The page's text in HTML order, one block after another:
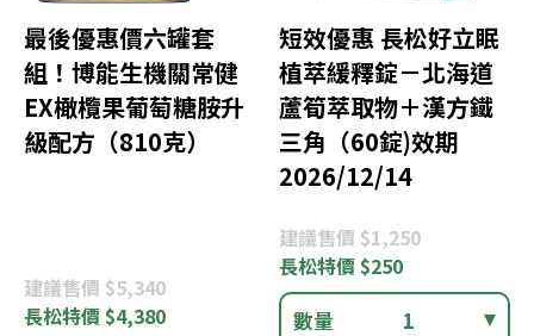
最後優惠價六罐套
組！博能生機關常健
EX橄欖果葡萄糖胺升
級配方（810克）
建議售價 $5,340
長松特價 $4,380
短效優惠 長松好立眠
植萃緩釋錠－北海道
蘆筍萃取物＋漢方鐵
三角（60錠)效期
2026/12/14
建議售價 $1,250
長松特價 $250
數量 1